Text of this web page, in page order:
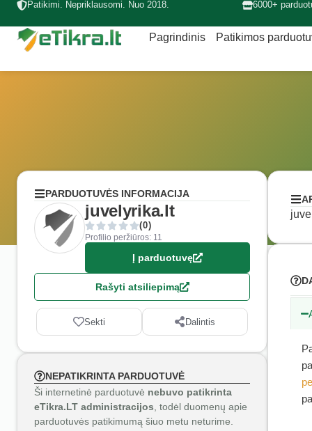
Patikimi. Nepriklausomi. Nuo 2018. 6000+
Pagrindinis Patikimos
PARDUOTUVĖS INFORMACIJA
juvelyrika.lt
(0)
Profilio peržiūros: 11
Į parduotuvę
Rašyti atsiliepimą
Sekti Dalintis
NEPATIKRINTA PARDUOTUVĖ
Ši internetinė parduotuvė nebuvo patikrinta
eTikra.LT administracijos , todėl duomenų apie
parduotuvės patikimumą šiuo metu neturime.